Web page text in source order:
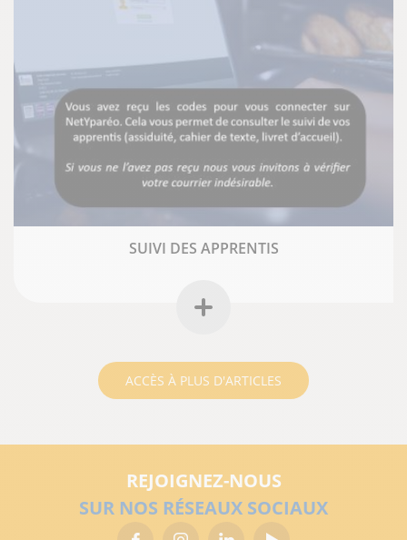
SUIVI DES APPRENTIS
ACCÈS À PLUS D'ARTICLES
REJOIGNEZ-NOUS
SUR NOS RÉSEAUX SOCIAUX